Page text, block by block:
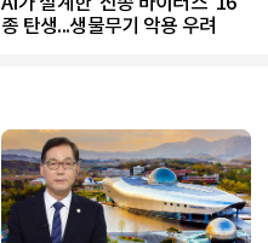
종 탄생...생물무기 악용 우려